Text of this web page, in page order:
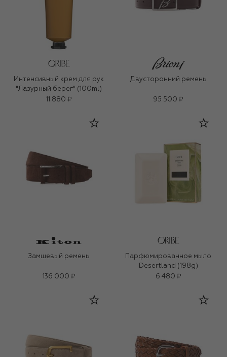
Интенсивный крем для рук
"Лазурный берег" (100ml)
11 880 ₽
Двусторонний ремень
95 500 ₽
Замшевый ремень
136 000 ₽
Парфюмированное мыло
Desertland (198g)
6 480 ₽